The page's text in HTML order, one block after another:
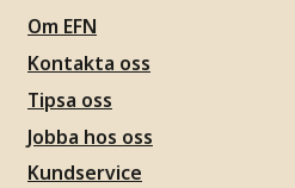
Om EFN
Kontakta oss
Tipsa oss
Jobba hos oss
Kundservice